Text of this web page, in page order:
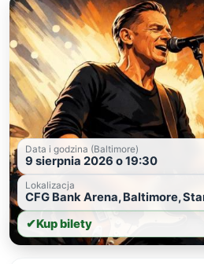
Data i godzina (Baltimore)
9 sierpnia 2026 o 19:30
Lokalizacja
CFG Bank Arena, Baltimore,
✔Kup bilety